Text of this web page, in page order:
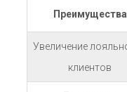
Преимущества
Увеличение
клиентов